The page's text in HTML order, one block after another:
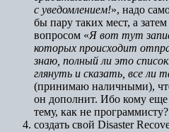
с уведомлением!», надо
бы пару таких мест, а
вопросом «Я вот тут
которых происходит
знаю, полный ли это
глянуть и сказать, все ли
(принимаю наличными),
он дополнит. Ибо кому
тему, как не программисту?
создать свой Disaster